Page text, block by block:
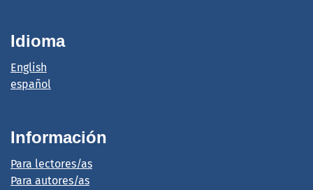
Idioma
English
español
Información
Para lectores/as
Para autores/as